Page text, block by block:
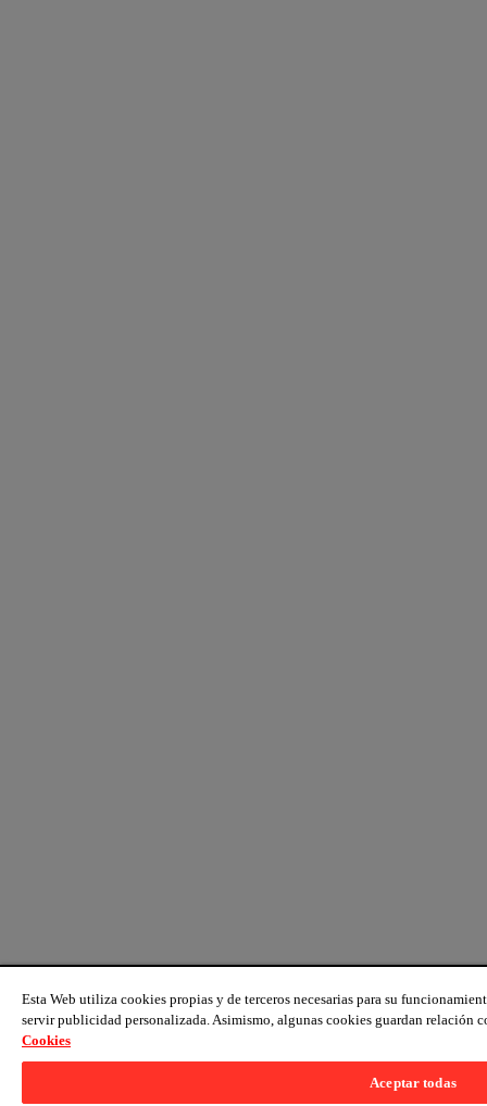
Esta Web utiliza cookies propias y de terceros necesarias para su
servir publicidad personalizada. Asimismo, algunas cookies guardan relación
Cookies
Aceptar todas